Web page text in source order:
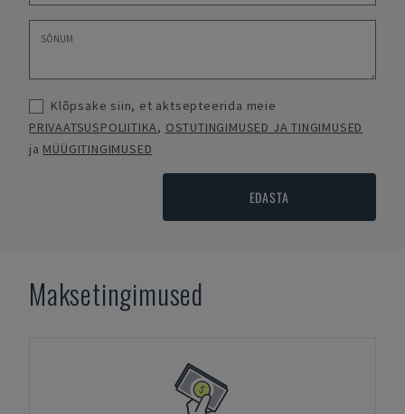
Klõpsake siin, et aktsepteerida meie
PRIVAATSUSPOLIITIKA, OSTUTINGIMUSED JA TINGIMUSED
ja MÜÜGITINGIMUSED
EDASTA
Maksetingimused